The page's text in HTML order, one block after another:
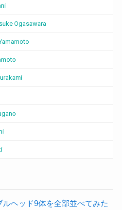
Ogasawara
ルヘッド9体を全部並べてみた